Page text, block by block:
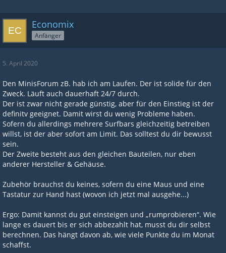
Economix
Anfänger
5. April 2020
Den MinisForum zB. hab ich am Laufen. Der ist solide für den
Zweck. Läuft auch dauerhaft 24/7 durch.
Der ist zwar nicht gerade günstig, aber für den Einstieg ist der
definitv geeignet. Damit wirst du wenig Probleme haben.
Sofern du allerdings mehrere Surfbars gleichzeitig betreiben
willst, ist der aber sofort am Limit. Das solltest du dir bewusst
sein.
Der Zweite besteht aus den gleichen Bauteilen, nur eben
anderer Hersteller & Gehäuse.
Zubehör brauchst du keines, sofern du eine Maus und eine
Tastatur zur Hand hast (wovon ich jetzt mal ausgehe...)
Ergo: Damit kannst du gut einsteigen und „rumprobieren“. Wie
lange es dauert bis er sich abbezahlt hat, musst du dir selbst
berechnen. Das hängt davon ab, wie viele Punkte du im Monat
schaffst.